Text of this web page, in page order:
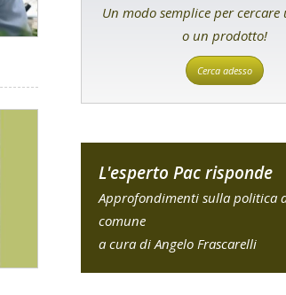
Un modo semplice per cercare
o un prodotto!
Cerca adesso
L'esperto Pac risponde
Approfondimenti sulla politica
comune
a cura di Angelo Frascarelli